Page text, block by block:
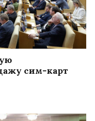
сим-карт